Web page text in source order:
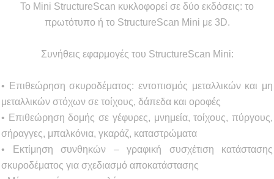
Το Mini StructureScan κυκλοφορεί σε δύο εκδόσεις: το
πρωτότυπο ή το StructureScan Mini με 3D.
Συνήθεις εφαρμογές του StructureScan Mini:
• Επιθεώρηση σκυροδέματος: εντοπισμός μεταλλικών και μη
μεταλλικών στόχων σε τοίχους, δάπεδα και οροφές
• Επιθεώρηση δομής σε γέφυρες, μνημεία, τοίχους, πύργους,
σήραγγες, μπαλκόνια, γκαράζ, καταστρώματα
• Εκτίμηση συνθηκών – γραφική συσχέτιση κατάστασης
σκυροδέματος για σχεδιασμό αποκατάστασης